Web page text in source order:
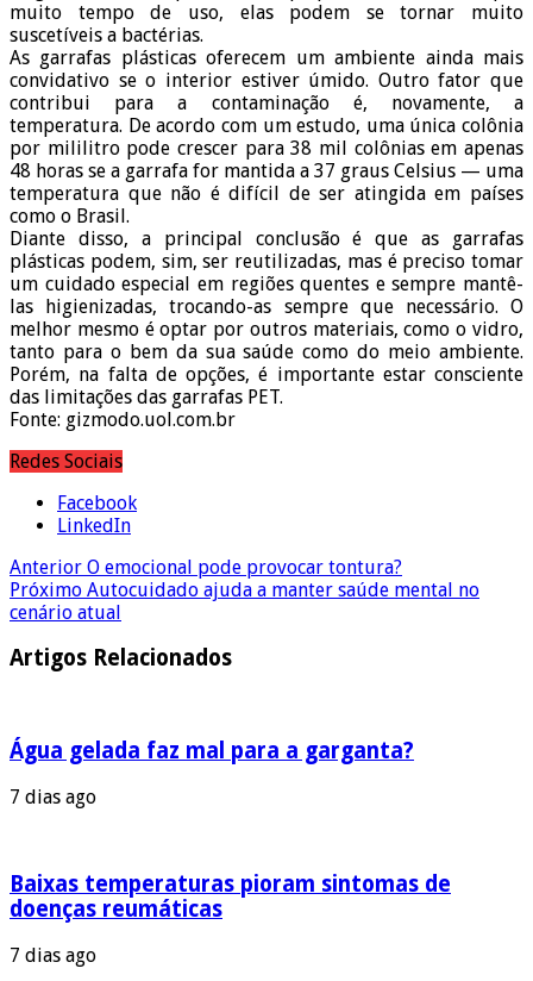
muito tempo de uso, elas podem se tornar muito
suscetíveis a bactérias.
As garrafas plásticas oferecem um ambiente ainda mais
convidativo se o interior estiver úmido. Outro fator que
contribui para a contaminação é, novamente, a
temperatura. De acordo com um estudo, uma única colônia
por mililitro pode crescer para 38 mil colônias em apenas
48 horas se a garrafa for mantida a 37 graus Celsius — uma
temperatura que não é difícil de ser atingida em países
como o Brasil.
Diante disso, a principal conclusão é que as garrafas
plásticas podem, sim, ser reutilizadas, mas é preciso tomar
um cuidado especial em regiões quentes e sempre mantê-
las higienizadas, trocando-as sempre que necessário. O
melhor mesmo é optar por outros materiais, como o vidro,
tanto para o bem da sua saúde como do meio ambiente.
Porém, na falta de opções, é importante estar consciente
das limitações das garrafas PET.
Fonte: gizmodo.uol.com.br
Redes Sociais
Facebook
LinkedIn
Anterior O emocional pode provocar tontura?
Próximo Autocuidado ajuda a manter saúde mental no
cenário atual
Artigos Relacionados
Água gelada faz mal para a garganta?
7 dias ago
Baixas temperaturas pioram sintomas de
doenças reumáticas
7 dias ago